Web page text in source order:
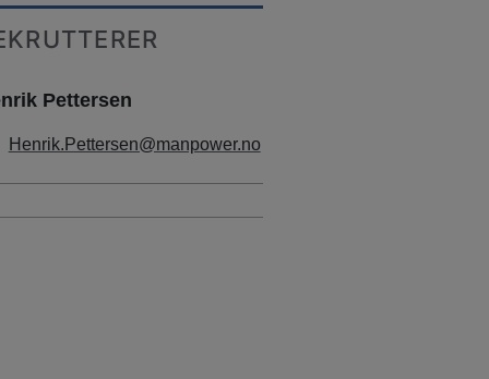
Pettersen
Henrik.Pettersen@manpower.no